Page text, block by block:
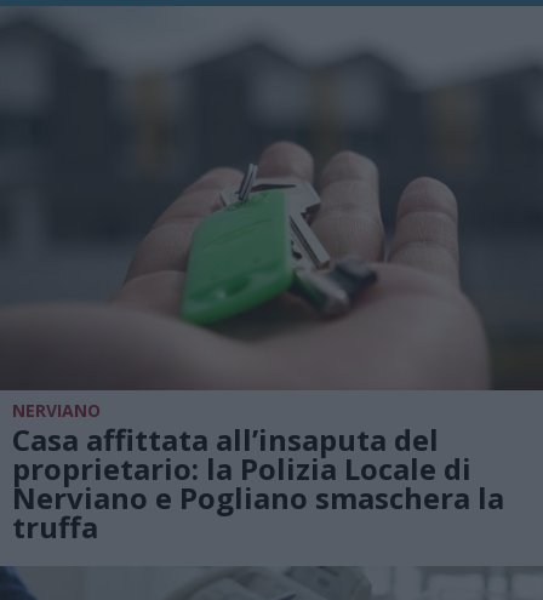
NERVIANO
Casa affittata all’insaputa del
proprietario: la Polizia Locale di
Nerviano e Pogliano smaschera la
truffa